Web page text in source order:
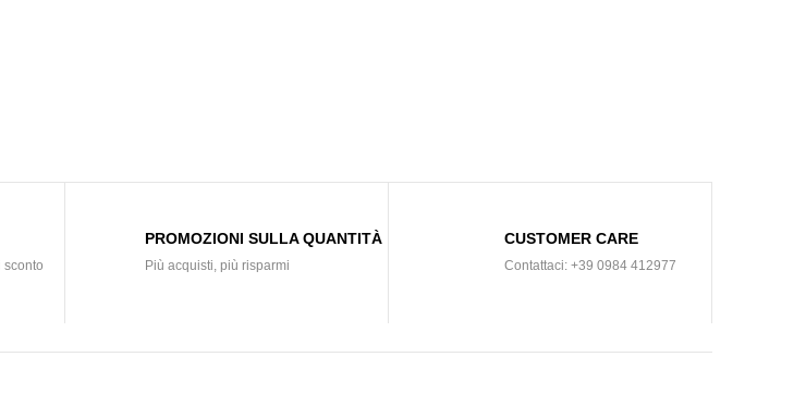
sconto
PROMOZIONI SULLA QUANTITÀ
Più acquisti, più risparmi
CUSTOMER CARE
Contattaci: +39 0984 412977